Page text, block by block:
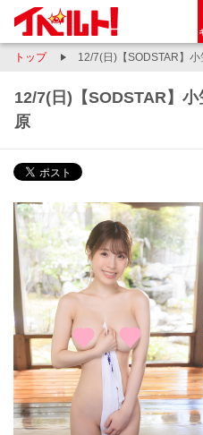
トップ 12/7(日)【SODSTAR】
12/7(日)【SODSTAR】
原